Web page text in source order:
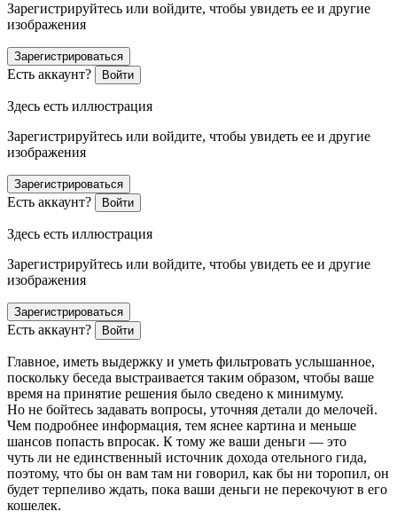
Зарегистрируйтесь или войдите, чтобы увидеть ее и другие
изображения
Зарегистрироваться
Есть аккаунт? Войти
Здесь есть иллюстрация
Зарегистрируйтесь или войдите, чтобы увидеть ее и другие
изображения
Зарегистрироваться
Есть аккаунт? Войти
Здесь есть иллюстрация
Зарегистрируйтесь или войдите, чтобы увидеть ее и другие
изображения
Зарегистрироваться
Есть аккаунт? Войти
Главное, иметь выдержку и уметь фильтровать услышанное,
поскольку беседа выстраивается таким образом, чтобы ваше
время на принятие решения было сведено к минимуму.
Но не бойтесь задавать вопросы, уточняя детали до мелочей.
Чем подробнее информация, тем яснее картина и меньше
шансов попасть впросак. К тому же ваши деньги — это
чуть ли не единственный источник дохода отельного гида,
поэтому, что бы он вам там ни говорил, как бы ни торопил, он
будет терпеливо ждать, пока ваши деньги не перекочуют в его
кошелек.